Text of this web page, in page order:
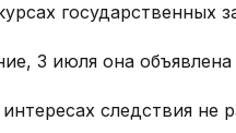
государственных
3 июля она объявлена
следствия не